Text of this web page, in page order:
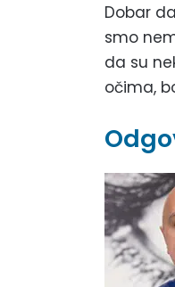
Dobar
smo
da su
očima,